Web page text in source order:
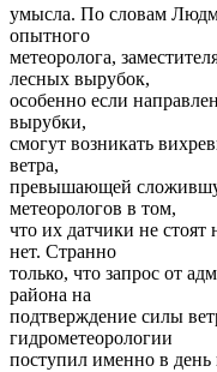
умысла. По словам
опытного
метеоролога,
лесных вырубок,
особенно если
вырубки,
смогут возникать
ветра,
превышающей
метеорологов в том,
что их датчики не
нет. Странно
только, что запрос от
района на
подтверждение силы
гидрометеорологии
поступил именно в день